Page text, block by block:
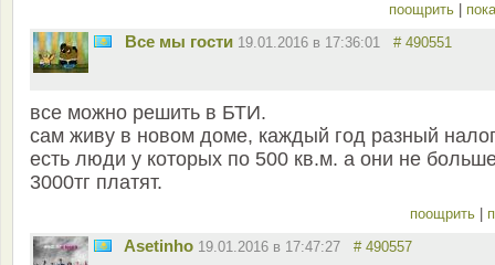
поощрить
Все мы гости 19.01.2016 в 17:36:01 # 490551
все можно решить в БТИ.
сам живу в новом доме, каждый год разный
есть люди у которых по 500 кв.м. а они не
3000тг платят.
поощрить
Asetinho 19.01.2016 в 17:47:27 # 490557